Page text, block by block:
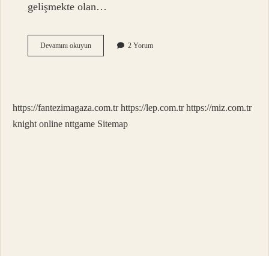
gelişmekte olan…
Devamını okuyunDuyular
Ne
2 Yorum
https://fantezimagaza.com.tr https://lep.com.tr https://miz.com.tr
knight online nttgame Sitemap